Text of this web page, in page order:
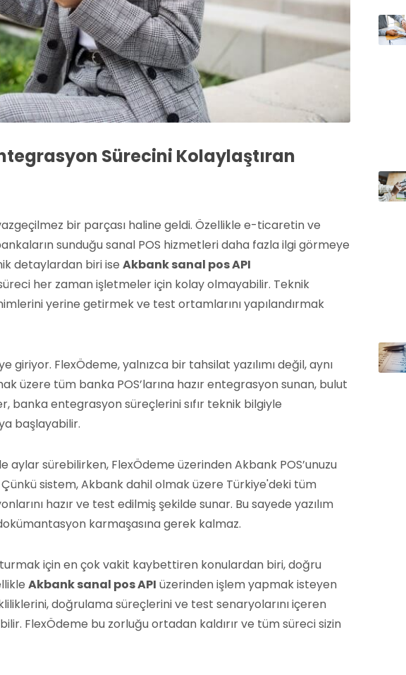
Sürecini Kolaylaştıran
bir parçası haline geldi. Özellikle e-ticaretin ve
sunduğu sanal POS hizmetleri daha fazla ilgi görmeye
detaylardan biri ise Akbank sanal pos API
her zaman işletmeler için kolay olmayabilir. Teknik
yerine getirmek ve test ortamlarını yapılandırmak
FlexÖdeme, yalnızca bir tahsilat yazılımı değil, aynı
üzere tüm banka POS’larına hazır entegrasyon sunan, bulut
entegrasyon süreçlerini sıfır teknik bilgiyle
başlayabilir.
sürebilirken, FlexÖdeme üzerinden Akbank POS’unuzu
sistem, Akbank dahil olmak üzere Türkiye'deki tüm
hazır ve test edilmiş şekilde sunar. Bu sayede yazılım
karmaşasına gerek kalmaz.
için en çok vakit kaybettiren konulardan biri, doğru
Akbank sanal pos API üzerinden işlem yapmak isteyen
doğrulama süreçlerini ve test senaryolarını içeren
FlexÖdeme bu zorluğu ortadan kaldırır ve tüm süreci sizin